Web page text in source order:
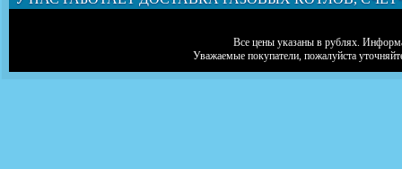
Все цены указаны в рублях.
Уважаемые покупатели, пожалуйста